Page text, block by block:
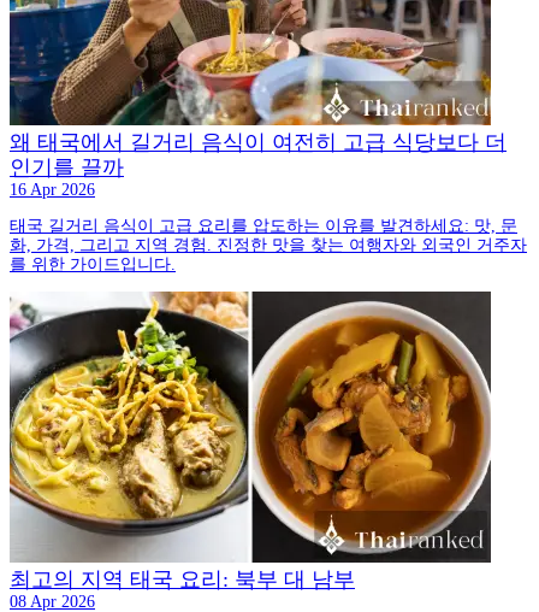
왜 태국에서 길거리 음식이 여전히 고급 식당보다 더
인기를 끌까
16 Apr 2026
태국 길거리 음식이 고급 요리를 압도하는 이유를 발견하세요: 맛, 문
화, 가격, 그리고 지역 경험. 진정한 맛을 찾는 여행자와 외국인 거주자
를 위한 가이드입니다.
최고의 지역 태국 요리: 북부 대 남부
08 Apr 2026